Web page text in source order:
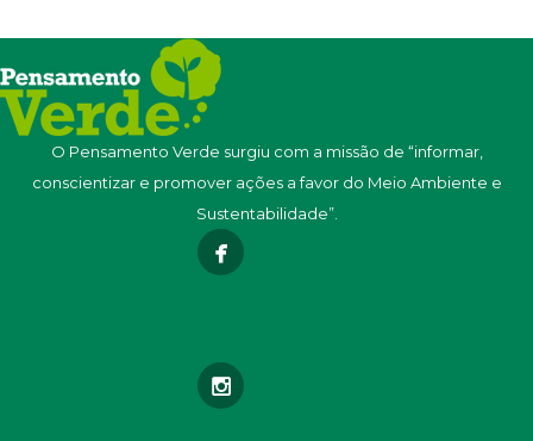
O Pensamento Verde surgiu com a missão de “informar,
conscientizar e promover ações a favor do Meio Ambiente e
Sustentabilidade”.